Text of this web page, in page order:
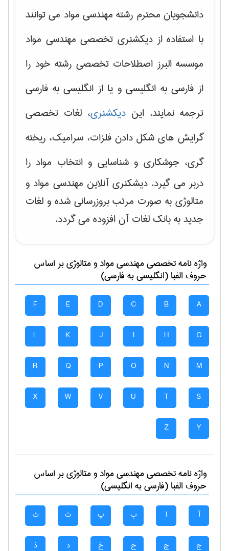
دانشجویان محترم رشته مهندسی مواد می توانند
با استفاده از دیکشنری تخصصی مهندسی مواد
موسسه البرز اصطلاحات تخصصی رشته خود را
از فارسی به انگلیسی و یا از انگلیسی به فارسی
ترجمه نمایند. این دیکشنری، لغات تخصصی
گرایش های شکل دادن فلزات، سرامیک، ریخته
گری، جوشکاری و شناسایی و انتخاب مواد را
دربر می گیرد. دیشکنری آنلاین مهندسی مواد و
متالوژی به صورت مرتب بروزرسانی شده و لغات
جدید به بانک لغات آن افزوده می گردد.
واژه نامه تخصصیمهندسی مواد و متالوژیبر اساس
حروف الفبا (انگلیسی به فارسی)
A
B
C
D
E
F
G
H
I
J
K
L
M
N
O
P
Q
R
S
T
U
V
W
X
Y
Z
واژه نامه تخصصیمهندسی مواد و متالوژیبر اساس
حروف الفبا (فارسی به انگلیسی)
آ ا ب پ ت ث
ج چ ح خ د ذ